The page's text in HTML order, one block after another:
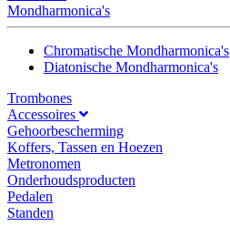
Mondharmonica's
Chromatische Mondharmonica's
Diatonische Mondharmonica's
Trombones
Accessoires
Gehoorbescherming
Koffers, Tassen en Hoezen
Metronomen
Onderhoudsproducten
Pedalen
Standen